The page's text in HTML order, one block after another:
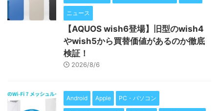
ニュース
【AQUOS wish6登場】旧型のwish4
やwish5から買替価値があるのか徹底
検証！
2026/8/6
Android Apple PC・パソコン